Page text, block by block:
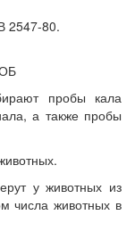
2547-80.
пробы кала
а также пробы
у животных из
числа животных в